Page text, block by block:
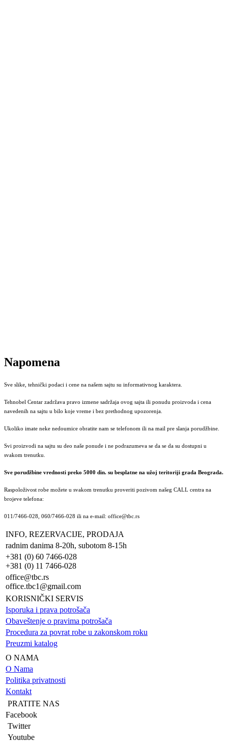
Napomena
Sve slike, tehnički podaci i cene na našem sajtu su informativnog karaktera.
Tehnobel Centar zadržava pravo izmene sadržaja ovog sajta ili ponudu proizvoda i cena
navedenih na sajtu u bilo koje vreme i bez prethodnog upozorenja.
Ukoliko imate neke nedoumice obratite nam se telefonom ili na mail pre slanja porudžbine.
Svi proizvodi na sajtu su deo naše ponude i ne podrazumeva se da se da su dostupni u
svakom trenutku.
Sve porudžbine vrednosti preko 5000 din. su besplatne na užoj teritoriji grada Beograda.
Raspoloživost robe možete u svakom trenutku proveriti pozivom našeg CALL centra na
brojeve telefona:
011/7466-028, 060/7466-028 ili na e-mail: office@tbc.rs
INFO, REZERVACIJE, PRODAJA
radnim danima 8-20h, subotom 8-15h
+381 (0) 60 7466-028
+381 (0) 11 7466-028
office@tbc.rs
office.tbc1@gmail.com
KORISNIČKI SERVIS
Isporuka i prava potrošača
Obaveštenje o pravima potrošača
Procedura za povrat robe u zakonskom roku
Preuzmi katalog
O NAMA
O Nama
Politika privatnosti
Kontakt
PRATITE NAS
Facebook
Twitter
Youtube